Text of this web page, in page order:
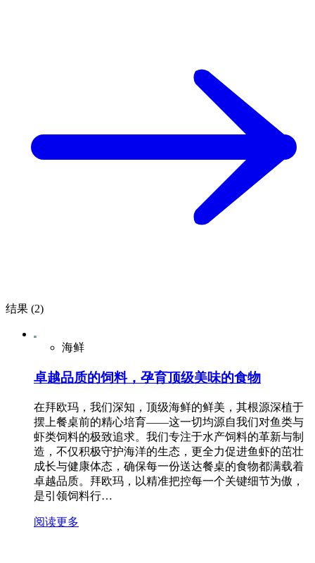
结果 (2)
海鲜
卓越品质的饲料，孕育顶级美味的食物
在拜欧玛，我们深知，顶级海鲜的鲜美，其根源深植于
摆上餐桌前的精心培育——这一切均源自我们对鱼类与
虾类饲料的极致追求。我们专注于水产饲料的革新与制
造，不仅积极守护海洋的生态，更全力促进鱼虾的茁壮
成长与健康体态，确保每一份送达餐桌的食物都满载着
卓越品质。拜欧玛，以精准把控每一个关键细节为傲，
是引领饲料行…
阅读更多